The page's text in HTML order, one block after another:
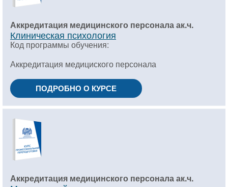
Аккредитация медицинского персонала ак.ч.
Клиническая психология
Код программы обучения:
Аккредитация медициского персонала
ПОДРОБНО О КУРСЕ
Аккредитация медицинского персонала ак.ч.